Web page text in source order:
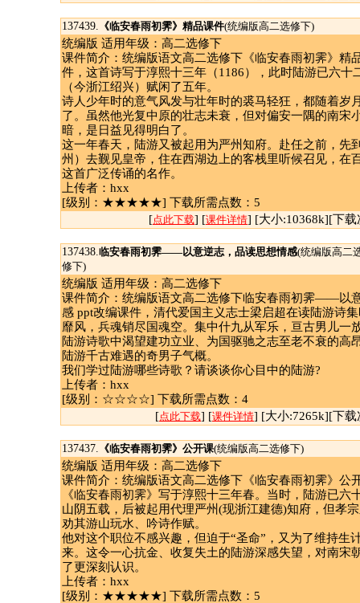
137439. 《临安春雨初霁》精品课件(统编版高二选修下)
统编版 适用年级：高二选修下
课件简介：统编版语文高二选修下《临安春雨初霁》精
件，这首诗写于淳熙十三年（1186），此时陆游已六十
（今浙江绍兴）赋闲了五年。
诗人少年时的意气风发与壮年时的裘马轻狂，都随着岁
了。虽然他光复中原的壮志未衰，但对偏安一隅的南宋
暗，是日益见得明白了。
这一年春天，陆游又被起用为严州知府。赴任之前，先
州）去觐见皇帝，住在西湖边上的客栈里听候召见，在
这首广泛传诵的名作。
上传者：hxx
[级别：★★★★★] 下载所需点数：5
[点此下载] [课件详情] [大小:10368k][下载
137438.临安春雨初霁——以意逆志，品读思想情感(统编版高二
修下)
统编版 适用年级：高二选修下
课件简介：统编版语文高二选修下临安春雨初霁——以
感 ppt改编课件，清代爱国主义志士梁启超在读陆游诗
靡风，兵魂销尽国魂空。集中什九从军乐，亘古男儿一
陆游诗歌中渴望建功立业、为国驱驰之志至老不衰的高
陆游千古难遇的奇男子气概。
我们学过陆游哪些诗歌？请谈谈你心目中的陆游?
上传者：hxx
[级别：☆☆☆☆] 下载所需点数：4
[点此下载] [课件详情] [大小:7265k][下载
137437. 《临安春雨初霁》公开课(统编版高二选修下)
统编版 适用年级：高二选修下
课件简介：统编版语文高二选修下《临安春雨初霁》公
《临安春雨初霁》写于淳熙十三年春。当时，陆游已六
山阴五载，后被起用代理严州(现浙江建德)知府，但孝
劝其游山玩水、吟诗作赋。
他对这个职位不感兴趣，但迫于“圣命”，又为了维持生
来。这令一心抗金、收复失土的陆游深感失望，对南宋
了更深刻认识。
上传者：hxx
[级别：★★★★★] 下载所需点数：5